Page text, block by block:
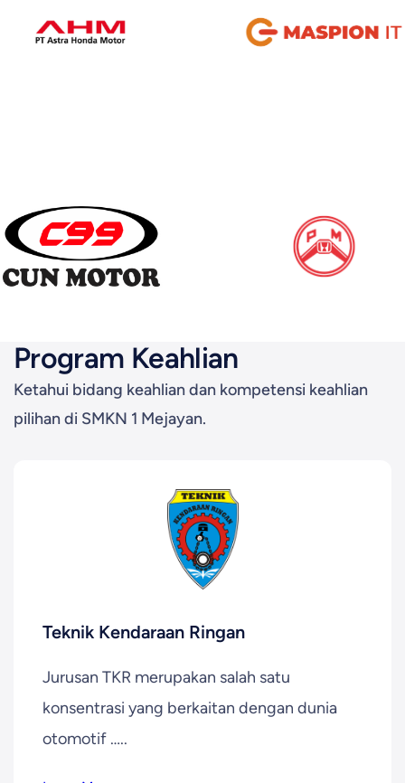
Program Keahlian
Ketahui bidang keahlian dan kompetensi keahlian
pilihan di SMKN 1 Mejayan.
Teknik Kendaraan Ringan
Jurusan TKR merupakan salah satu
konsentrasi yang berkaitan dengan dunia
otomotif …..